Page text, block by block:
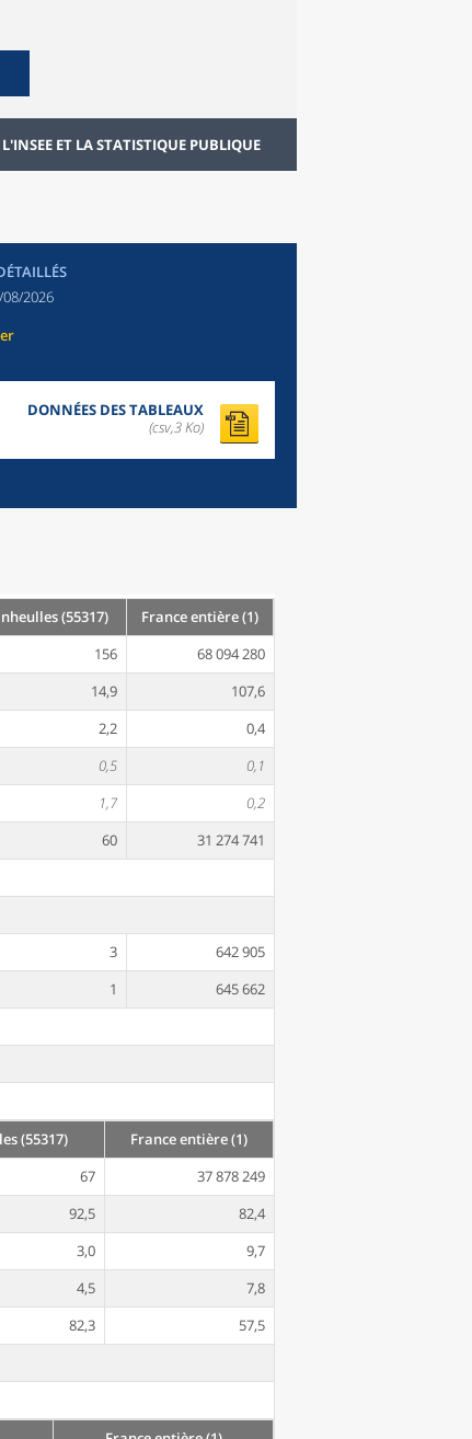
L'INSEE ET LA STATISTIQUE PUBLIQUE
2026
DONNÉES DES TABLEAUX
(csv,3 Ko)
(55317)
France entière (1)
156
68 094 280
14,9
107,6
2,2
0,4
0,5
0,1
1,7
0,2
60
31 274 741
3
642 905
1
645 662
(55317)
France entière (1)
67
37 878 249
92,5
82,4
3,0
9,7
4,5
7,8
82,3
57,5